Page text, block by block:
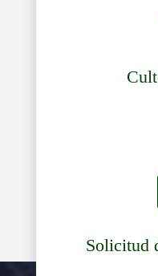
Solicitud